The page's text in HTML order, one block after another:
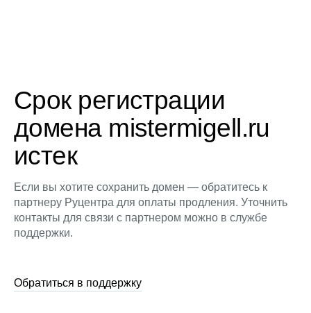
Срок регистрации
домена mistermigell.ru
истек
Если вы хотите сохранить домен — обратитесь к
партнеру Руцентра для оплаты продления. Уточнить
контакты для связи с партнером можно в службе
поддержки.
Обратиться в поддержку